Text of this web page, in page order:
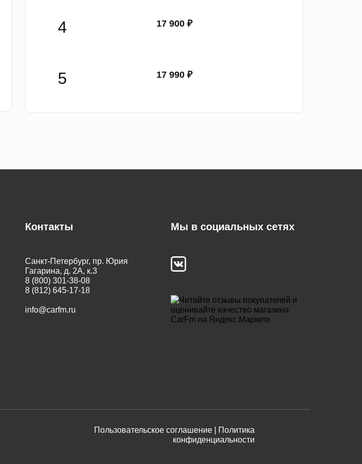
17 900 ₽
17 990 ₽
Контакты
Санкт-Петербург, пр. Юрия
Гагарина, д. 2А, к.3
8 (800) 301-38-08
8 (812) 645-17-18
info@carfm.ru
Мы в социальных сетях
Пользовательское соглашение |
Политика
конфиденциальности